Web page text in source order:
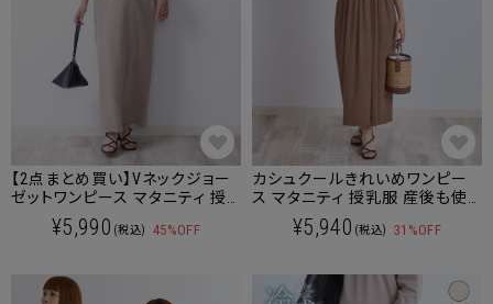
【2点まとめ買い】Vネックジョー
ゼットワンピース マタニティ 授
乳服 産後も使える
¥5,990 (税込) 45%OFF
カシュクールきれいめワンピー
ス マタニティ 授乳服 産後も使
¥5,940 (税込) 31%OFF